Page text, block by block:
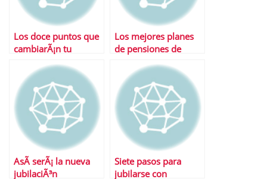
Los doce puntos que
cambiarÃ¡n tu
reforma
Los mejores planes
de pensiones de
AsÃ­ serÃ¡ la nueva
jubilaciÃ³n
Siete pasos para
jubilarse con